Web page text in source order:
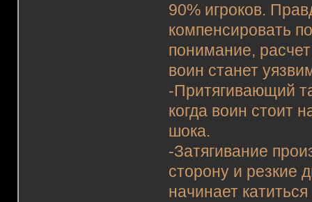
90% игроков.
компенсировать
понимание,
воин станет
-Притягивающий
когда воин стоит
шока.
-Затягивание
сторону и резкие
начинает